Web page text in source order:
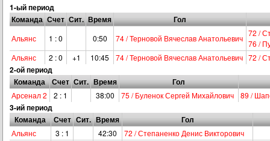
1-ый период
Команда Счет Сит. Время Гол
Альянс 1 : 0 0:50 74 / Терновой Вячеслав Анатольевич
72 /
76 /
Альянс
2 : 0 +1 10:45 74 / Терновой Вячеслав Анатольевич 72 /
2-ой период
Команда
Счет Сит. Время Гол
Арсенал 2 2 : 1 38:00 75 / Буленок Сергей Михайлович 89 /
3-ий период
Команда
Счет Сит. Время Гол
Альянс 3 : 1 42:30
72 / Степаненко Денис Викторович